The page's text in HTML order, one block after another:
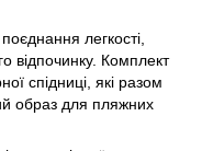
легкості,
відпочинку. Комплект
спідниці, які разом
образ для пляжних